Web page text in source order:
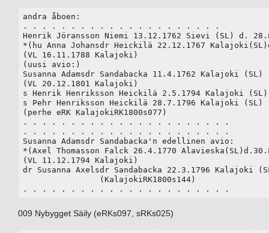
andra åboen:
. . . . . . . . . . . . . . . . . . . . .
Henrik Jöransson Niemi 13.12.1762 Sievi (SL) d.
*(hu Anna Johansdr Heickilä 22.12.1767
(VL 16.11.1788 Kalajoki)
(uusi avio:)
Susanna Adamsdr Sandabacka 11.4.1762 Kalajoki (SL)
(VL 20.12.1801 Kalajoki)
s Henrik Henriksson Heickilä 2.5.1794 Kalajoki (SL)
s Pehr Henriksson Heickilä 28.7.1796 Kalajoki (SL)
(perhe eRK KalajokiRK1800s077)
. . . . . . . . . . . . . . . . . . . . . .
. . . . . . . . . . . . . . . . . . . . . .
Susanna Adamsdr Sandabacka'n edellinen avio:
*(Axel Thomasson Falck 26.4.1770
(VL 11.12.1794 Kalajoki)
dr Susanna Axelsdr Sandabacka 22.3.1796 Kalajoki
. . . . . . . . . . . . . . . . . . . . . .
009 Nybygget Säily (eRKs097, sRKs025)